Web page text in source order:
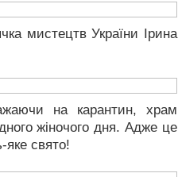
мистецтв України Ірина
на карантин, храм
жіночого дня. Адже це
яке свято!